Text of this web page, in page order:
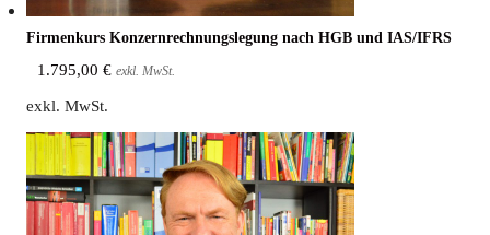
Fir­men­kurs Kon­zern­rech­nungs­le­gung nach HGB und IAS/IFRS
1.795,00 € exkl. MwSt.
exkl. MwSt.